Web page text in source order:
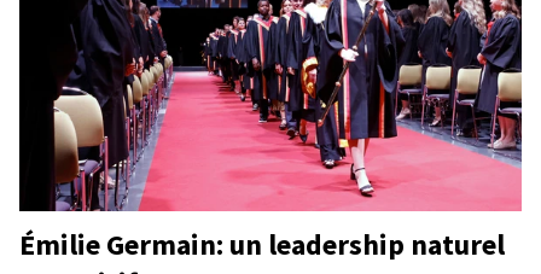
Émilie Germain: un leadership naturel